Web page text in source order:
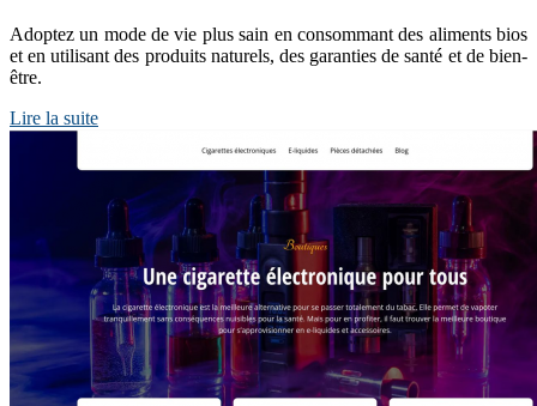
Adoptez un mode de vie plus sain en consommant des aliments bios
et en utilisant des produits naturels, des garanties de santé et de bien-
être.
Lire la suite